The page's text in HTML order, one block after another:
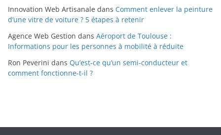
Innovation Web Artisanale dans Comment enlever la peinture
d’une vitre de voiture ? 5 étapes à retenir
Agence Web Gestion dans Aéroport de Toulouse :
Informations pour les personnes à mobilité à réduite
Ron Peverini dans Qu’est-ce qu’un semi-conducteur et
comment fonctionne-t-il ?